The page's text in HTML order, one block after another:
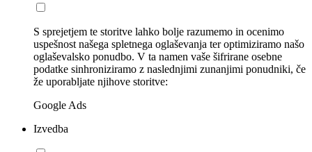
S sprejetjem te storitve lahko bolje razumemo in ocenimo
uspešnost našega spletnega oglaševanja ter optimiziramo našo
oglaševalsko ponudbo. V ta namen vaše šifrirane osebne
podatke sinhroniziramo z naslednjimi zunanjimi ponudniki, če
že uporabljate njihove storitve:
Google Ads
Izvedba